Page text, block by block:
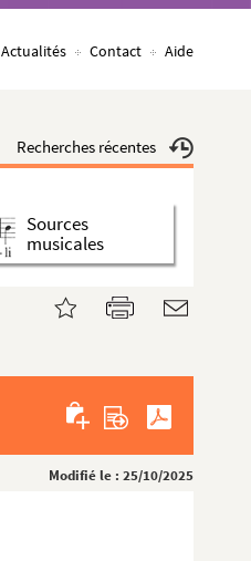
Actualités Contact Aide
Recherches récentes
Sources
musicales
Modifié le : 25/10/2025